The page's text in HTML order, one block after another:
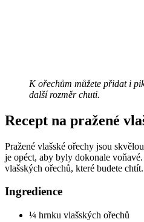
K ořechům můžete přidat i
další rozměr chuti.
Recept na pražené
Pražené vlašské ořechy jsou
je opéct, aby byly dokonale
vlašských ořechů, které budete chtít.
Ingredience
¼ hrnku vlašských ořechů